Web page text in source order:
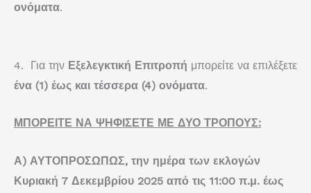
ονόματα.
4. Για την Εξελεγκτική Επιτροπή μπορείτε να επιλέξετε
ένα (1) έως και τέσσερα (4) ονόματα.
ΜΠΟΡΕΙΤΕ ΝΑ ΨΗΦΙΣΕΤΕ ΜΕ ΔΥΟ ΤΡΟΠΟΥΣ:
Α) ΑΥΤΟΠΡΟΣΩΠΩΣ, την ημέρα των εκλογών
Κυριακή 7 Δεκεμβρίου 2025 από τις 11:00 π.μ. έως